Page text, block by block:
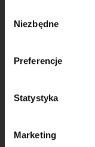
Gdańsk (80-339)
informacji o
prywatności.
zgody
Niezbędne
Preferencje
Statystyka
Marketing
Krok 3
z laską do owoców.